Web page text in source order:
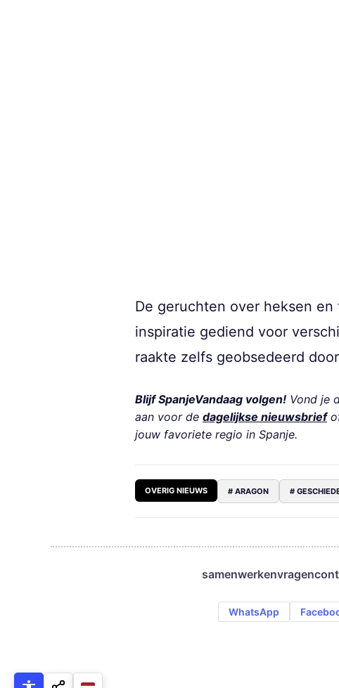
De geruchten over heksen
inspiratie gediend voor
raakte zelfs geobsedeerd
Blijf SpanjeVandaag volgen! Vond je
aan voor de dagelijkse nieuwsbrief
jouw favoriete regio in Spanje.
OVERIG NIEUWS # ARAGON #
samenwerkenvragen
WhatsApp